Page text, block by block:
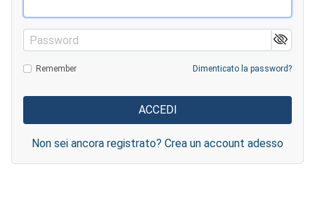
Password
Remember Dimenticato la password?
Non sei ancora registrato? Crea un account adesso